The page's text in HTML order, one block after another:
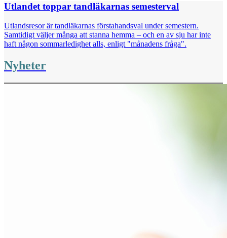
Utlandet toppar tandläkarnas semesterval
Utlandsresor är tandläkarnas förstahandsval under semestern.
Samtidigt väljer många att stanna hemma – och en av sju har inte
haft någon sommarledighet alls, enligt "månadens fråga".
Nyheter